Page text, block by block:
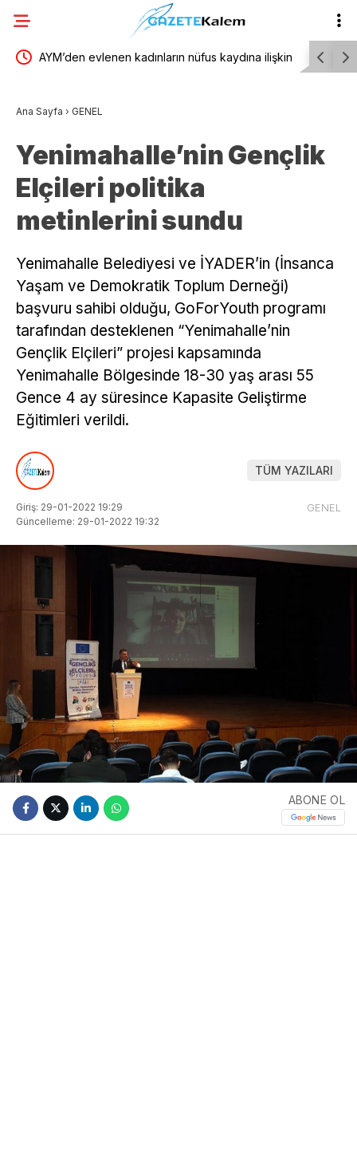
ilişkin AYM’den evlenen kadınların nüfus kaydına ilişkin TBMM
Ana Sayfa › GENEL
Yenimahalle’nin Gençlik
Elçileri politika
metinlerini sundu
Yenimahalle Belediyesi ve İYADER’in (İnsanca
Yaşam ve Demokratik Toplum Derneği)
başvuru sahibi olduğu, GoForYouth programı
tarafından desteklenen “Yenimahalle’nin
Gençlik Elçileri” projesi kapsamında
Yenimahalle Bölgesinde 18-30 yaş arası 55
Gence 4 ay süresince Kapasite Geliştirme
Eğitimleri verildi.
TÜM YAZILARI
Giriş: 29-01-2022 19:29
Güncelleme: 29-01-2022 19:32
GENEL
ABONE OL